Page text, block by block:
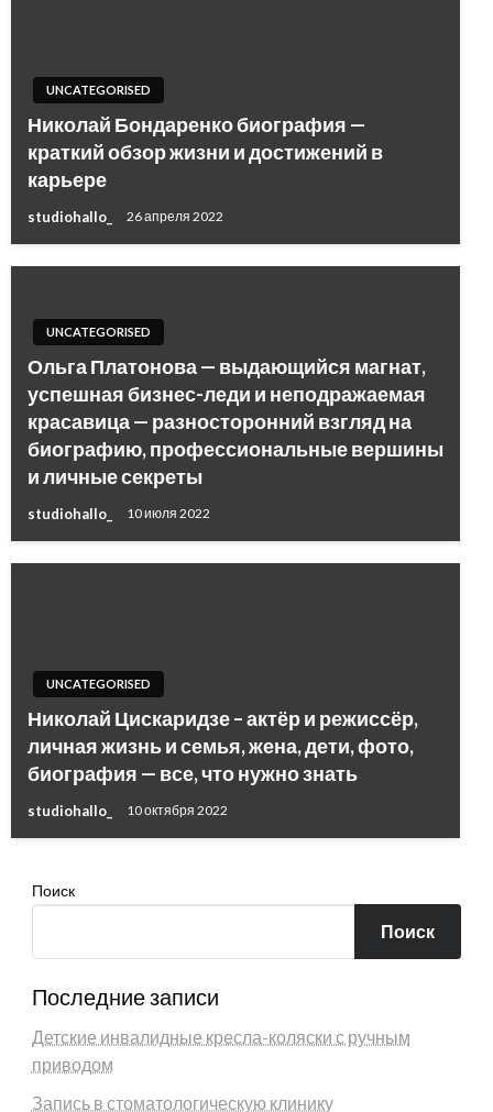
UNCATEGORISED
Николай Бондаренко биография —
краткий обзор жизни и достижений в
карьере
studiohallo_ 26 апреля 2022
UNCATEGORISED
Ольга Платонова — выдающийся магнат,
успешная бизнес-леди и неподражаемая
красавица — разносторонний взгляд на
биографию, профессиональные вершины
и личные секреты
studiohallo_ 10 июля 2022
UNCATEGORISED
Николай Цискаридзе – актёр и режиссёр,
личная жизнь и семья, жена, дети, фото,
биография — все, что нужно знать
studiohallo_ 10 октября 2022
Поиск
Поиск
Последние записи
Детские инвалидные кресла-коляски с ручным
приводом
Запись в стоматологическую клинику